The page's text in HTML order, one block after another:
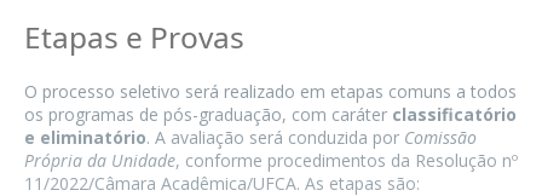
Etapas e Provas
O processo seletivo será realizado em etapas comuns a todos
os programas de pós-graduação, com caráter classificatório
e eliminatório. A avaliação será conduzida por Comissão
Própria da Unidade, conforme procedimentos da Resolução nº
11/2022/Câmara Acadêmica/UFCA. As etapas são: